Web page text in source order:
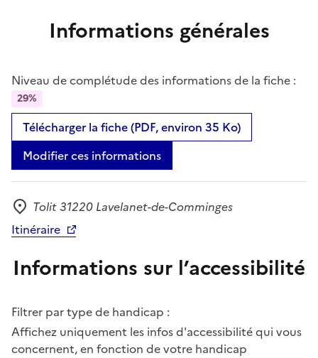
Informations générales
Niveau de complétude des informations de la fiche :
29%
Télécharger la fiche (PDF, environ 35 Ko)
Modifier ces informations
Adresse
Tolit 31220 Lavelanet-de-Comminges
Itinéraire
Informations sur l’accessibilité
Filtrer par type de handicap :
Affichez uniquement les infos d'accessibilité qui vous
concernent, en fonction de votre handicap